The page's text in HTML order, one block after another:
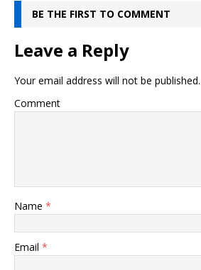
BE THE FIRST TO COMMENT
Leave a Reply
Your email address will not be published.
Comment
Name *
Email *